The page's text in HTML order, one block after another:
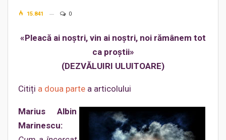
15.841 0
«Pleacă ai noștri, vin ai noștri, noi rămânem tot
ca proştii»
(DEZVĂLUIRI ULUITOARE)
Citiți a doua parte a articolului
Marius Albin
Marinescu: